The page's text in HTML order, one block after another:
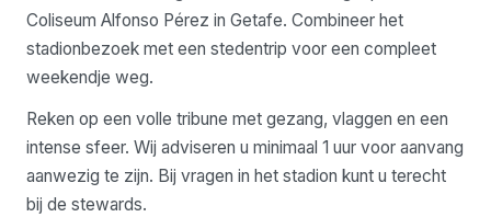
Coliseum Alfonso Pérez in Getafe. Combineer het
stadionbezoek met een stedentrip voor een compleet
weekendje weg.
Reken op een volle tribune met gezang, vlaggen en een
intense sfeer. Wij adviseren u minimaal 1 uur voor aanvang
aanwezig te zijn. Bij vragen in het stadion kunt u terecht
bij de stewards.